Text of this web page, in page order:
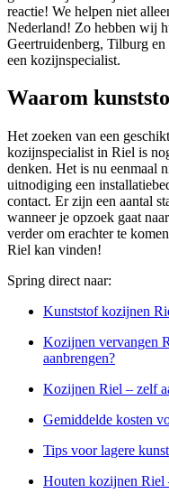
reactie! We helpen niet
Nederland! Zo hebben wij
Geertruidenberg, Tilburg
een kozijnspecialist.
Waarom
Het zoeken van een
kozijnspecialist in Riel is
denken. Het is nu eenmaal
uitnodiging een
contact. Er zijn een aantal
wanneer je opzoek gaat
verder om erachter te
Riel kan vinden!
Spring direct naar:
Kunststof kozijnen
Kozijnen vervangen
aanbrengen?
Kozijnen Riel – zelf
Gemiddelde kosten
Tips voor lagere
Houten kozijnen Riel